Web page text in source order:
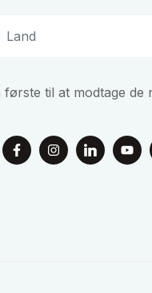
til at modtage de